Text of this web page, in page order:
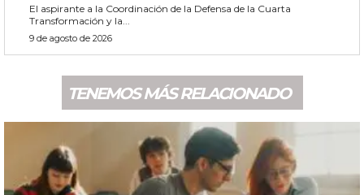
El aspirante a la Coordinación de la Defensa de la Cuarta
Transformación y la...
9 de agosto de 2026
TENEMOS MÁS RELACIONADO